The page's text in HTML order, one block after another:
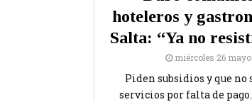
hoteleros y
Salta: “Ya no
miércoles 26 mayo
Piden subsidios y que no
servicios por falta de